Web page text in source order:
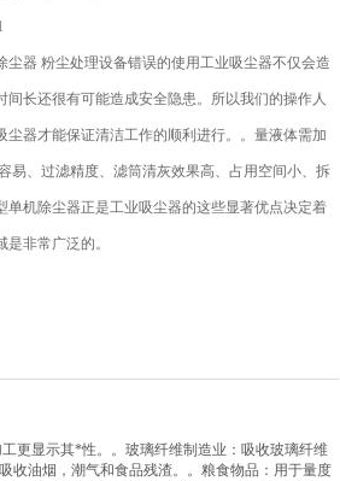
尘器 粉尘处理设备错误的使用工业吸尘器不仅会造
间长还很有可能造成安全隐患。所以我们的操作人
尘器才能保证清洁工作的顺利进行。。量液体需加
易、过滤精度、滤筒清灰效果高、占用空间小、拆
单机除尘器正是工业吸尘器的这些显著优点决定着
非常广泛的。
更显示其*性。。玻璃纤维制造业：吸收玻璃纤维
收油烟，潮气和食品残渣。。粮食物品：用于量度